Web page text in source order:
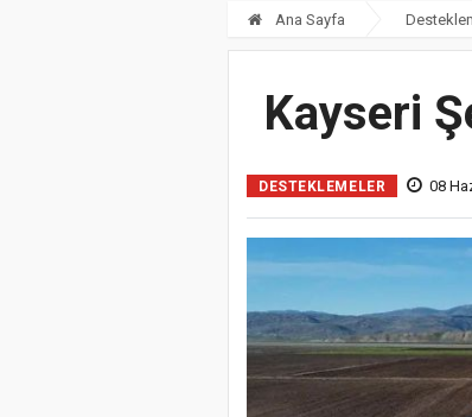
Ana Sayfa
Kayseri
DESTEKLEMELER 08